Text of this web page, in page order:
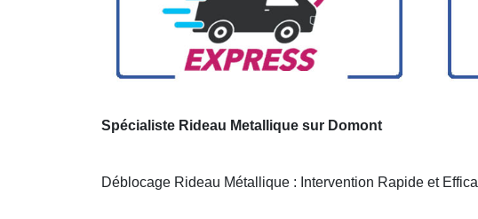
Spécialiste Rideau Metallique sur Domont
Déblocage Rideau Métallique : Intervention Rapide et